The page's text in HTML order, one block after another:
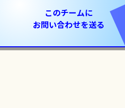
このチームに
お問い合わせを送る